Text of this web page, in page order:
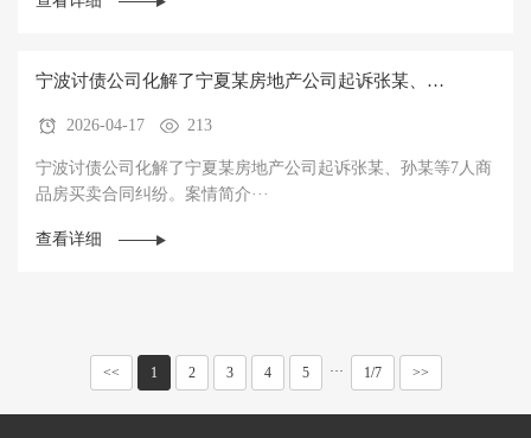
宁波讨债公司化解了宁夏某房地产公司起诉张某、孙
某等7人商品房买卖合同纠纷
2026-04-17 213
宁波讨债公司化解了宁夏某房地产公司起诉张某、孙某等7人商
品房买卖合同纠纷。案情简介···
查看详细
<< 1 2 3 4 5 ··· 1/7 >>